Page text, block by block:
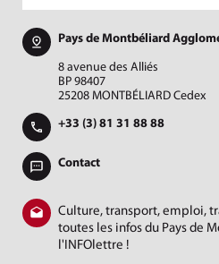
Pays de Montbéliard
8 avenue des Alliés
BP 98407
25208 MONTBÉLIARD Cedex
+33 (3) 81 31 88 88
Contact
Culture, transport, emploi,
toutes les infos du Pays de
l'INFOlettre !